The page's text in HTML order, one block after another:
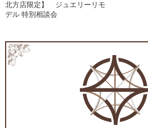
北方店限定】 ジュエリーリモ
デル 特別相談会